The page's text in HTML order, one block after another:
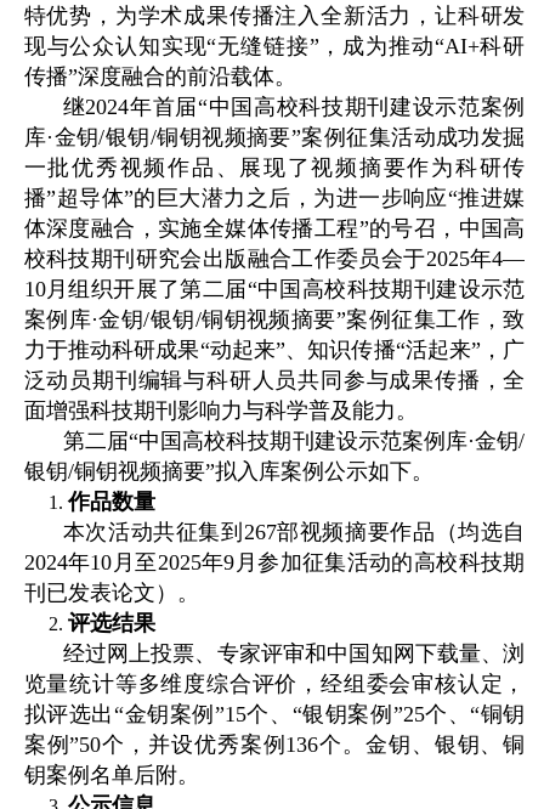
特优势，为学术成果传播注入全新活力，让科研发
现与公众认知实现“无缝链接”，成为推动“AI+科研
传播”深度融合的前沿载体。
继2024年首届“中 国高校科技期刊建设示范案例
库·金钥/银钥/铜钥视频摘要”案例征集活动成功发掘
一批优秀视频作品、展现了视频摘要作为科研传
播”超导体”的巨大潜力之后，为进一步响应“推进媒
体深度融合，实施全媒体传播工程”的号召，中国高
校科技期刊研究会出版融合工作委员会于2025年4—
10月组织开展了第二届“中国高校科技期刊建设示范
案例库·金钥/银钥/铜钥视频摘要”案例征集工作，致
力于推动科研成果“动起来”、知识传播“活起来” ，广
泛动员期刊编辑与科研人员共同参与成果传播，全
面增强科技期刊影响力与科学普及能力。
第二届“中国高校科技期刊建设示范案例库·金钥/
银钥/铜钥视频摘要”拟入库案例 公示如下。
1.作品数量
本次活动共征集到 267部视频摘要作品（均选自
2024年10 月至2025年9 月参加征集活动的高校科技期
刊已发表论文）。
2. 评选结果
经过网上投票、专家评审和中国知网下载量、浏
览量统计等多维度综合评价，经组委会审核认定，
拟评选出“金钥案例 ”15个、 “银钥案例 ”25个、“铜钥
案例”50个，并设优秀案例 136个。金钥、银钥、铜
钥案例名单后附。